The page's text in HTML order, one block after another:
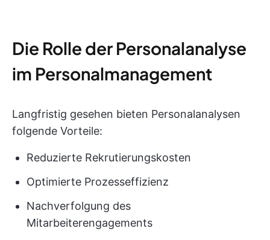
Die Rolle der Personalanalyse
im Personalmanagement
Langfristig gesehen bieten Personalanalysen
folgende Vorteile:
Reduzierte Rekrutierungskosten
Optimierte Prozesseffizienz
Nachverfolgung des
Mitarbeiterengagements